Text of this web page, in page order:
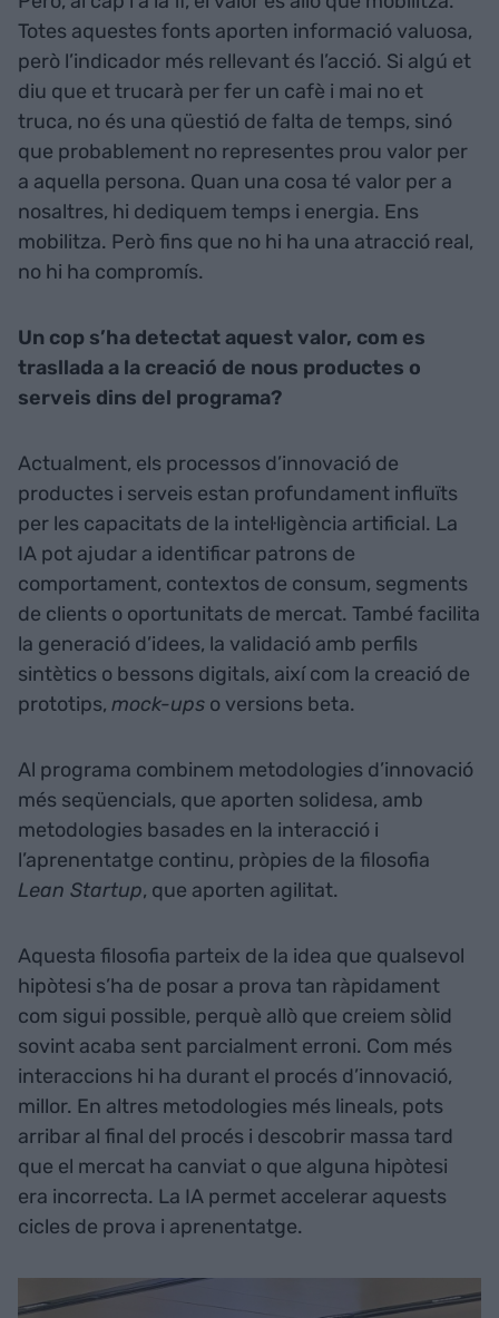
Totes aquestes fonts aporten informació valuosa,
però l’indicador més rellevant és l’acció. Si algú et
diu que et trucarà per fer un cafè i mai no et
truca, no és una qüestió de falta de temps, sinó
que probablement no representes prou valor per
a aquella persona. Quan una cosa té valor per a
nosaltres, hi dediquem temps i energia. Ens
mobilitza. Però fins que no hi ha una atracció real,
no hi ha compromís.
Un cop s’ha detectat aquest valor, com es
trasllada a la creació de nous productes o
serveis dins del programa?
Actualment, els processos d’innovació de
productes i serveis estan profundament influïts
per les capacitats de la intel·ligència artificial. La
IA pot ajudar a identificar patrons de
comportament, contextos de consum, segments
de clients o oportunitats de mercat. També facilita
la generació d’idees, la validació amb perfils
sintètics o bessons digitals, així com la creació de
prototips, mock-ups o versions beta.
Al programa combinem metodologies d’innovació
més seqüencials, que aporten solidesa, amb
metodologies basades en la interacció i
l’aprenentatge continu, pròpies de la filosofia
Lean Startup, que aporten agilitat.
Aquesta filosofia parteix de la idea que qualsevol
hipòtesi s’ha de posar a prova tan ràpidament
com sigui possible, perquè allò que creiem sòlid
sovint acaba sent parcialment erroni. Com més
interaccions hi ha durant el procés d’innovació,
millor. En altres metodologies més lineals, pots
arribar al final del procés i descobrir massa tard
que el mercat ha canviat o que alguna hipòtesi
era incorrecta. La IA permet accelerar aquests
cicles de prova i aprenentatge.